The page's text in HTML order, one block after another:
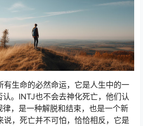
有生命的必然命运，它是人生中的一
。INTJ也不会去神化死亡，他们认
律，是一种解脱和结束，也是一个新
说，死亡并不可怕，恰恰相反，它是